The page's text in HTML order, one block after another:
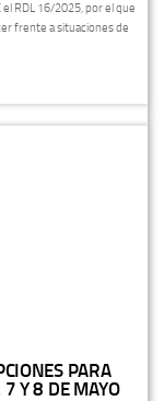
RDL 16/2025, por el que
frente a situaciones de
PARA
Y 8 DE MAYO